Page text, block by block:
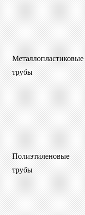
Металлопластиковые
трубы
Полиэтиленовые
трубы